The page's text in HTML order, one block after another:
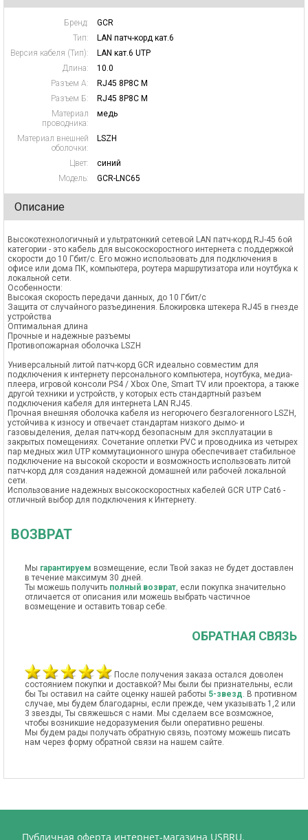
Бренд:
GCR
Тип:
LAN патч-корд кат.6
Версия кабеля (Тип):
LAN кат.6 UTP
Длина:
10.0
Разъем А:
RJ45 8P8C M
Разъем Б:
RJ45 8P8C M
Материал
проводника:
медь
Материал внешней
оболочки:
LSZH
Цвет:
синий
Модель:
GCR-LNC65
Описание
Высокотехнологичный и ультратонкий сетевой LAN патч-корд RJ-45 6ой
категории - это кабель для высокоскоростного интернета с поддержкой
скорости до 10 Гбит/с. Его можно использовать для подключения в
офисе или дома ПК, компьютера, роутера маршрутизатора или ноутбука к
локальной сети.
Особенности:
Высокая скорость передачи данных, до 10 Гбит/с
Защита от случайного разъединения. Блокировка штекера RJ45 в гнезде
устройства
Оптимальная длина
Прочные и надежные разъемы
Противопожарная оболочка LSZH
Универсальный литой патч-корд GCR идеально совместим для
подключения к интернету персонального компьютера, ноутбука, медиа-
плеера, игровой консоли PS4 / Xbox One, Smart TV или проектора, а также
другой техники и устройств, у которых есть стандартный разъем
подключения кабеля для интернета LAN RJ45.
Прочная внешняя оболочка кабеля из негорючего безгалогенного LSZH,
устойчива к износу и отвечает стандартам низкого дымо- и
газовыделения, делая патч-корд безопасным для эксплуатации в
закрытых помещениях. Сочетание оплетки PVC и проводника из четырех
пар медных жил UTP коммутационного шнура обеспечивает стабильное
подключение на высокой скорости и возможность использовать литой
патч-корд для создания надежной домашней или рабочей локальной
сети.
Использование надежных высокоскоростных кабелей GCR UTP Cat6 -
отличный выбор для подключения к Интернету.
ВОЗВРАТ
Мы гарантируем возмещение, если Твой заказ не будет доставлен
в течение максимум 30 дней.
Ты можешь получить полный возврат, если покупка значительно
отличается от описания или можешь выбрать частичное
возмещение и оставить товар себе.
ОБРАТНАЯ СВЯЗЬ
После получения заказа остался доволен
состоянием покупки и доставкой? Мы были бы признательны, если
бы Ты оставил на сайте оценку нашей работы 5-звезд. В противном
случае, мы будем благодарны, если прежде, чем указывать 1,2 или
3 звезды, Ты свяжешься с нами. Мы сделаем все возможное,
чтобы возникшие недоразумения были оперативно решены.
Мы будем рады получать обратную связь, поэтому можешь писать
нам через форму обратной связи на нашем сайте.
Публичная оферта интернет-магазина USBRU.